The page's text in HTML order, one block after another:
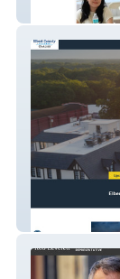
Georgia
Elbert